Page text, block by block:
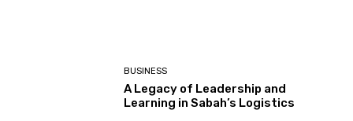
BUSINESS
A Legacy of Leadership and
Learning in Sabah’s Logistics